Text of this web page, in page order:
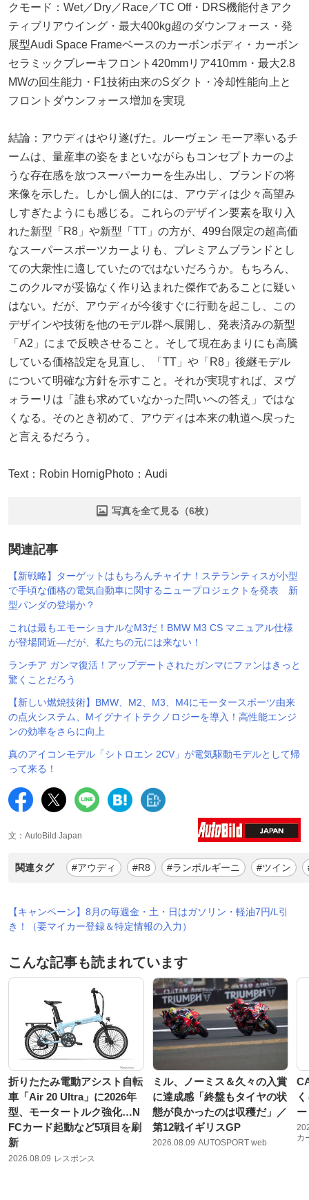
クモード：Wet／Dry／Race／TC Off・DRS機能付きアク
ティブリアウイング・最大400kg超のダウンフォース・発
展型Audi Space Frameベースのカーボンボディ・カーボン
セラミックブレーキフロント420mmリア410mm・最大2.8
MWの回生能力・F1技術由来のSダクト・冷却性能向上と
フロントダウンフォース増加を実現
結論：アウディはやり遂げた。ルーヴェン モーア率いるチ
ームは、量産車の姿をまといながらもコンセプトカーのよ
うな存在感を放つスーパーカーを生み出し、ブランドの将
来像を示した。しかし個人的には、アウディは少々高望み
しすぎたようにも感じる。これらのデザイン要素を取り入
れた新型「R8」や新型「TT」の方が、499台限定の超高価
なスーパースポーツカーよりも、プレミアムブランドとし
ての大衆性に適していたのではないだろうか。もちろん、
このクルマが妥協なく作り込まれた傑作であることに疑い
はない。だが、アウディが今後すぐに行動を起こし、この
デザインや技術を他のモデル群へ展開し、発表済みの新型
「A2」にまで反映させること。そして現在あまりにも高騰
している価格設定を見直し、「TT」や「R8」後継モデル
について明確な方針を示すこと。それが実現すれば、ヌヴ
ォラーリは「誰も求めていなかった問いへの答え」ではな
くなる。そのとき初めて、アウディは本来の軌道へ戻った
と言えるだろう。
Text：Robin HornigPhoto：Audi
写真を全て見る（6枚）
関連記事
【新戦略】ターゲットはもちろんチャイナ！ステランティスが小型
で手頃な価格の電気自動車に関するニュープロジェクトを発表 新
型パンダの登場か？
これは最もエモーショナルなM3だ！BMW M3 CS マニュアル仕様
が登場間近―だが、私たちの元には来ない！
ランチア ガンマ復活！アップデートされたガンマにファンはきっと
驚くことだろう
【新しい燃焼技術】BMW、M2、M3、M4にモータースポーツ由来
の点火システム、Mイグナイトテクノロジーを導入！高性能エンジ
ンの効率をさらに向上
真のアイコンモデル「シトロエン 2CV」が電気駆動モデルとして帰
って来る！
文：AutoBild Japan
関連タグ #アウディ #R8 #ランボルギーニ #ツイン
【キャンペーン】8月の毎週金・土・日はガソリン・軽油7円/L引
き！（要マイカー登録＆特定情報の入力）
こんな記事も読まれています
折りたたみ電動アシスト自転
車「Air 20 Ultra」に2026年
型、モータートルク強化…N
FCカード起動など5項目を刷
新
2026.08.09 レスポンス
ミル、ノーミス＆久々の入賞
に達成感「終盤もタイヤの状
態が良かったのは収穫だ」／
第12戦イギリスGP
2026.08.09 AUTOSPORT web
カ